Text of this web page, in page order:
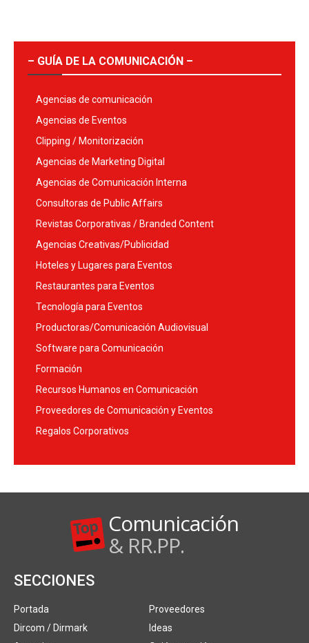
– GUÍA DE LA COMUNICACIÓN –
Agencias de comunicación
Agencias de Eventos
Clipping / Monitorización
Agencias de Marketing Digital
Agencias de Comunicación Interna
Consultoras de Public Affairs
Revistas Corporativas / Branded Content
Agencias Creativas/Publicidad
Hoteles y Lugares para Eventos
Restaurantes para Eventos
Tecnología para Eventos
Productoras/Comunicación Audiovisual
Software para Comunicación
Formación
Recursos Humanos en Comunicación
Proveedores de Comunicación y Eventos
Regalos Corporativos
Comunicación
& RR.PP.
SECCIONES
Portada
Dircom / Dirmark
Proveedores
Ideas